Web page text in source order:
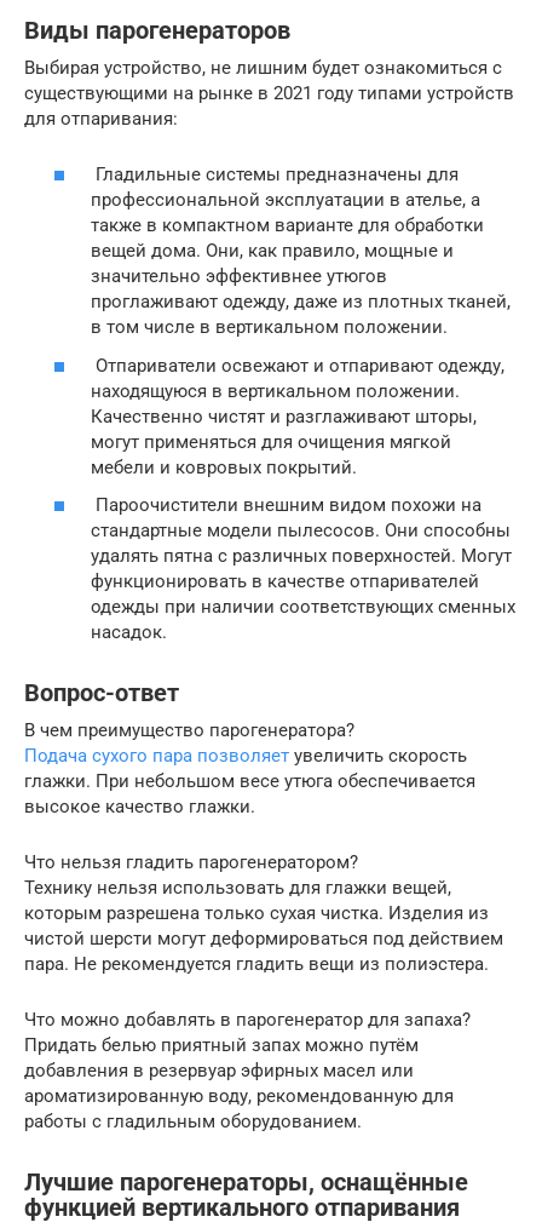
Виды парогенераторов
Выбирая устройство, не лишним будет ознакомиться с
существующими на рынке в 2021 году типами устройств
для отпаривания:
Гладильные системы предназначены для
профессиональной эксплуатации в ателье, а
также в компактном варианте для обработки
вещей дома. Они, как правило, мощные и
значительно эффективнее утюгов
проглаживают одежду, даже из плотных тканей,
в том числе в вертикальном положении.
Отпариватели освежают и отпаривают одежду,
находящуюся в вертикальном положении.
Качественно чистят и разглаживают шторы,
могут применяться для очищения мягкой
мебели и ковровых покрытий.
Пароочистители внешним видом похожи на
стандартные модели пылесосов. Они способны
удалять пятна с различных поверхностей. Могут
функционировать в качестве отпаривателей
одежды при наличии соответствующих сменных
насадок.
Вопрос-ответ
В чем преимущество парогенератора?
Подача сухого пара позволяет увеличить скорость
глажки. При небольшом весе утюга обеспечивается
высокое качество глажки.
Что нельзя гладить парогенератором?
Технику нельзя использовать для глажки вещей,
которым разрешена только сухая чистка. Изделия из
чистой шерсти могут деформироваться под действием
пара. Не рекомендуется гладить вещи из полиэстера.
Что можно добавлять в парогенератор для запаха?
Придать белью приятный запах можно путём
добавления в резервуар эфирных масел или
ароматизированную воду, рекомендованную для
работы с гладильным оборудованием.
Лучшие парогенераторы, оснащённые
функцией вертикального отпаривания